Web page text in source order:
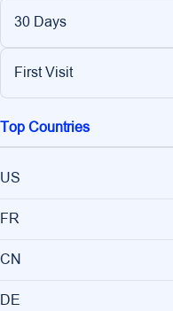
30 Days
First Visit
Top Countries
US
FR
CN
DE